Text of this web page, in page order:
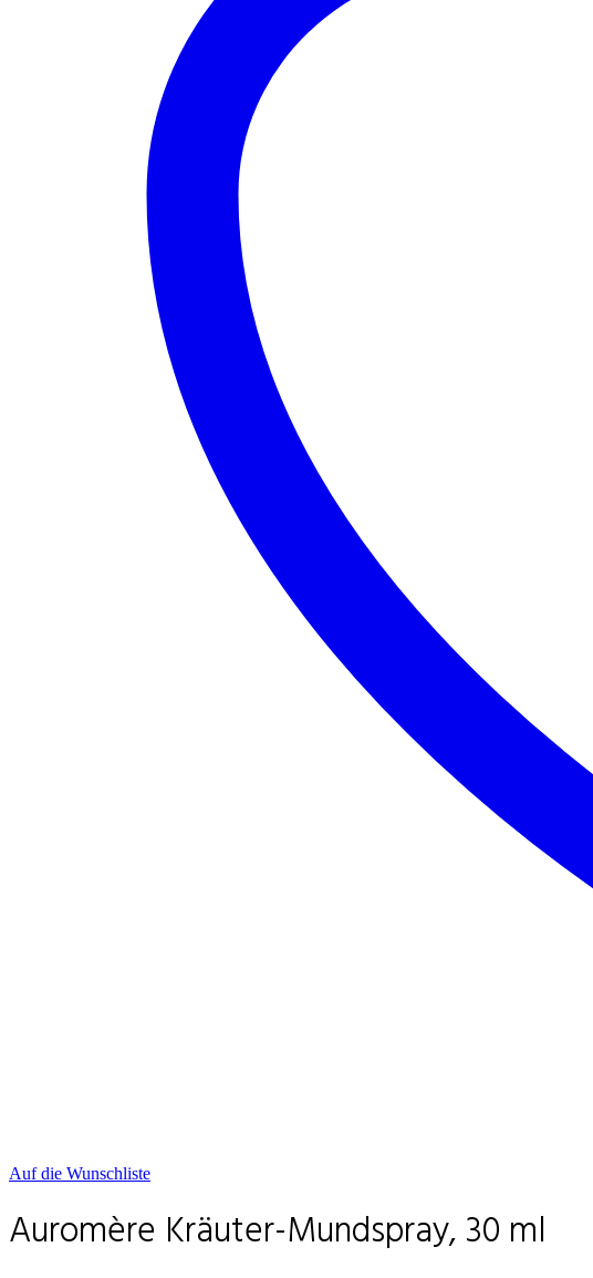
Auf die Wunschliste
Auromère Kräuter-Mundspray, 30 ml